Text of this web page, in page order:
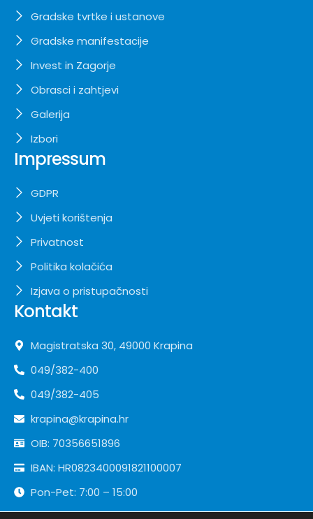
Gradske tvrtke i ustanove
Gradske manifestacije
Invest in Zagorje
Obrasci i zahtjevi
Galerija
Izbori
Impressum
GDPR
Uvjeti korištenja
Privatnost
Politika kolačića
Izjava o pristupačnosti
Kontakt
Magistratska 30, 49000 Krapina
049/382-400
049/382-405
krapina@krapina.hr
OIB: 70356651896
IBAN: HR0823400091821100007
Pon-Pet: 7:00 – 15:00